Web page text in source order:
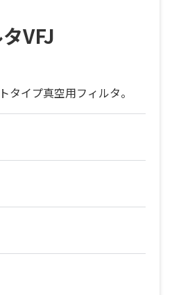
VFJ
タイプ真空用フィルタ。